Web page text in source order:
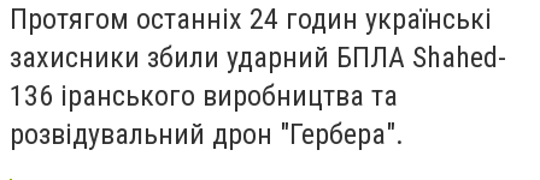
Протягом останніх 24 годин українські
захисники збили ударний БПЛА Shahed-
136 іранського виробництва та
розвідувальний дрон "Гербера".